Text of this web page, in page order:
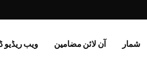
شمار آن لائن مضامین ویب ریڈیو